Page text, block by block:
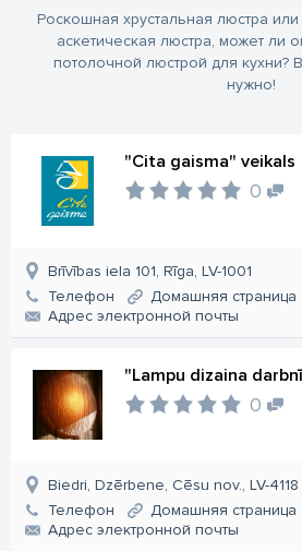
Роскошная хрустальная люстра
аскетическая люстра, может ли
потолочной люстрой для кухни?
нужно!
"Cita gaisma" veikals
0
Brīvības iela 101, Rīga, LV-1001
Телефон
Домашняя страница
Aдрес электронной почты
"Lampu dizaina
0
Biedri, Dzērbene, Cēsu nov., LV-4118
Телефон
Домашняя страница
Aдрес электронной почты